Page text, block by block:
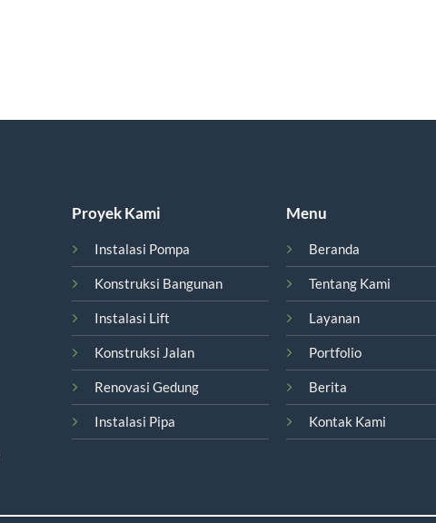
Proyek Kami
Instalasi Pompa
Konstruksi Bangunan
Instalasi Lift
Konstruksi Jalan
Renovasi Gedung
Instalasi Pipa
Menu
Beranda
Tentang Kami
Layanan
Portfolio
Berita
Kontak Kami